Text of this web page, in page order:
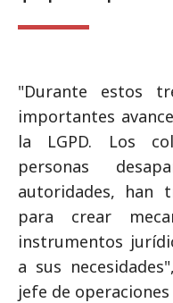
"Durante estos
importantes
la LGPD. Los
personas
autoridades, han
para crear
instrumentos
a sus
jefe de